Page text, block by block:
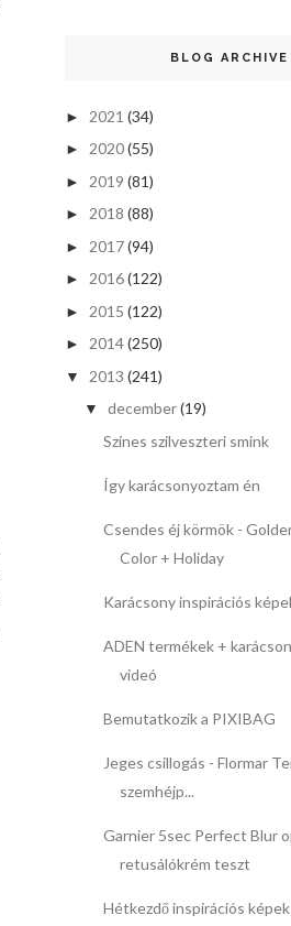
BLOG ARCHIVE
► 2021 (34)
► 2020(55)
► 2019 (81)
► 2018 (88)
► 2017(94)
► 2016(122)
► 2015 (122)
► 2014(250)
▼ 2013 (241)
▼ december(19)
Színes szilveszteri smink
Így karácsonyoztam én
Csendes éj körmök -
Color + Holiday
Karácsony inspirációs
ADEN termékek +
videó
Bemutatkozik a PIXIBAG
Jeges csillogás - Flormar
szemhéjp...
Garnier 5sec Perfect Blur
retusálókrém teszt
Hétkezdő inspirációs